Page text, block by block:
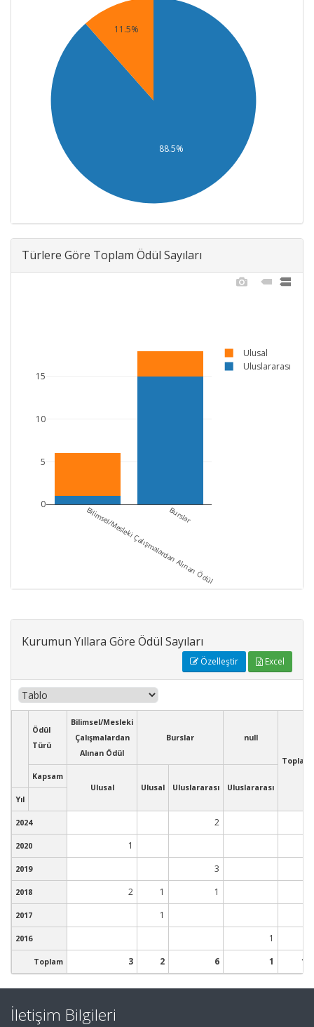
88.5%
11.5%
Türlere Göre Toplam Ödül Sayıları
Bilimsel/Mesleki Çalışmalardan Alınan Ödül
Burslar
0
5
10
15
Ulusal
Uluslararası
Kurumun Yıllara Göre Ödül Sayıları
Özelleştir Excel
Ödül
Türü
Bilimsel/Mesleki
Çalışmalardan
Alınan Ödül
Burslar null
Toplam
Kapsam
Ulusal
Ulusal Uluslararası
Uluslararası
Yıl
2024 2
2020 1
2019 3
2018 2 1 1
2017 1
2016 1
Toplam 3 2 6 1 12
İletişim Bilgileri